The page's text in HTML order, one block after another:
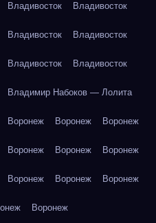
Владивосток Владивосток
Владивосток Владивосток
Владивосток Владивосток
Владимир Набоков — Лолита
Воронеж Воронеж Воронеж
Воронеж Воронеж Воронеж
Воронеж Воронеж Воронеж
Воронеж